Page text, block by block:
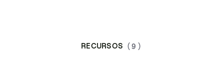
RECURSOS ( 9 )